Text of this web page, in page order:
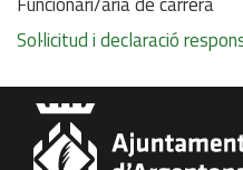
Sol·licitud i declaració